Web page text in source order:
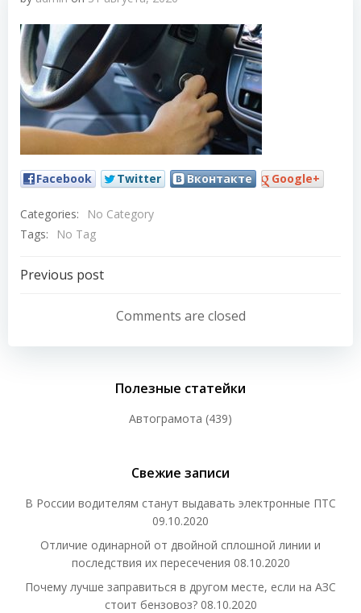
Facebook Twitter Вконтакте Google+
Categories:
No Category
Tags:
No Tag
Навигация
записям
Previous post
Comments are closed
Полезные статейки
Автограмота (439)
Свежие записи
В России водителям станут выдавать электронные ПТС
09.10.2020
Отличие одинарной от двойной сплошной линии и
последствия их пересечения 08.10.2020
Почему лучше заправиться в другом месте, если на АЗС
стоит бензовоз? 08.10.2020